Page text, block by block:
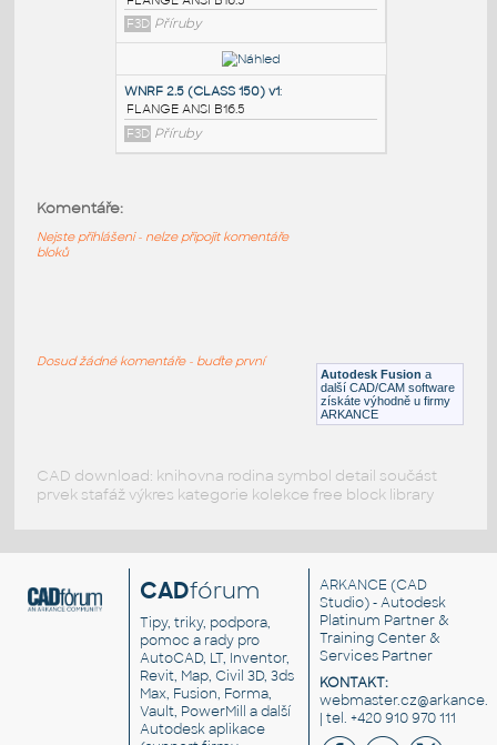
WNRF 5 (CLASS 150) v1
FLANGE ANSI B16.5
F3D Příruby
Příruby
Autodesk Fusion a
další CAD/CAM software
získáte výhodně u firmy
ARKANCE
Komentáře:
Nejste přihlášeni - nelze připojit komentáře
bloků
Dosud žádné komentáře - buďte první
CAD download: knihovna rodina symbol detail součást
prvek stafáž výkres kategorie kolekce free block library
CADfórum
Tipy, triky, podpora,
pomoc a rady pro
AutoCAD, LT, Inventor,
Revit, Map, Civil 3D, 3ds
Max, Fusion, Forma,
Vault, PowerMill a další
Autodesk aplikace
ARKANCE (CAD
Studio) - Autodesk
Platinum Partner &
Training Center &
Services Partner
KONTAKT:
| tel. +420 910 970 111